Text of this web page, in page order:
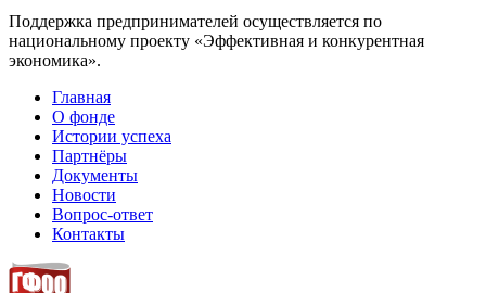
Поддержка предпринимателей осуществляется по
национальному проекту «Эффективная и конкурентная
экономика».
Главная
О фонде
Истории успеха
Партнёры
Документы
Новости
Вопрос-ответ
Контакты